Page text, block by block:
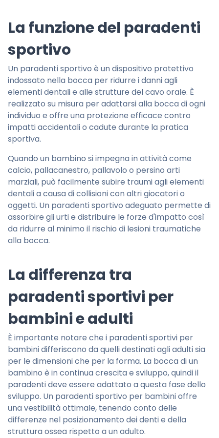
La funzione del paradenti
sportivo
Un paradenti sportivo è un dispositivo protettivo
indossato nella bocca per ridurre i danni agli
elementi dentali e alle strutture del cavo orale. È
realizzato su misura per adattarsi alla bocca di ogni
individuo e offre una protezione efficace contro
impatti accidentali o cadute durante la pratica
sportiva.
Quando un bambino si impegna in attività come
calcio, pallacanestro, pallavolo o persino arti
marziali, può facilmente subire traumi agli elementi
dentali a causa di collisioni con altri giocatori o
oggetti. Un paradenti sportivo adeguato permette di
assorbire gli urti e distribuire le forze d'impatto così
da ridurre al minimo il rischio di lesioni traumatiche
alla bocca.
La differenza tra
paradenti sportivi per
bambini e adulti
È importante notare che i paradenti sportivi per
bambini differiscono da quelli destinati agli adulti sia
per le dimensioni che per la forma. La bocca di un
bambino è in continua crescita e sviluppo, quindi il
paradenti deve essere adattato a questa fase dello
sviluppo. Un paradenti sportivo per bambini offre
una vestibilità ottimale, tenendo conto delle
differenze nel posizionamento dei denti e della
struttura ossea rispetto a un adulto.